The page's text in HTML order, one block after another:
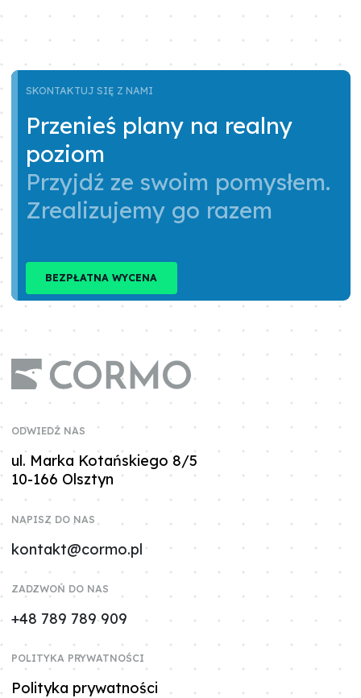
SKONTAKTUJ SIĘ Z NAMI
Przenieś plany na realny
poziom
Przyjdź ze swoim pomysłem.
Zrealizujemy go razem
BEZPŁATNA WYCENA
ODWIEDŹ NAS
ul. Marka Kotańskiego 8/5
10-166 Olsztyn
NAPISZ DO NAS
kontakt@cormo.pl
ZADZWOŃ DO NAS
+48 789 789 909
POLITYKA PRYWATNOŚCI
Polityka prywatności